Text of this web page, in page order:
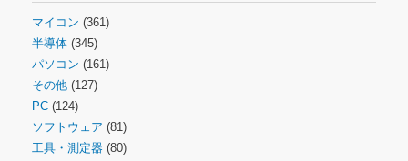
マイコン (361)
半導体 (345)
パソコン (161)
その他 (127)
PC (124)
ソフトウェア (81)
工具・測定器 (80)